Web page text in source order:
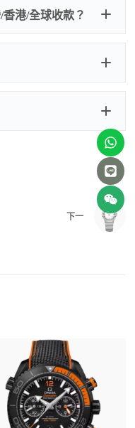
、貼合緊密。
上弦與功能測試。
指針、夜光等所
與照片發
會安排出貨。
果需要原裝盒子可
附屬配件：原裝盒
具。
買，價格也不貴。
港/全球收款？
取得聯繫，將您感
、配件等細節，如
單，我們也會事先
十分之一即可享受相
下一